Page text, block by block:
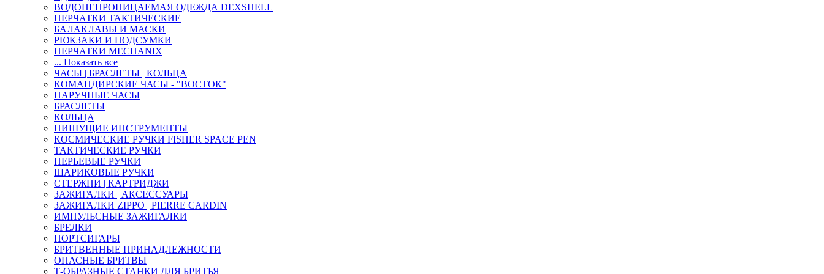
ВОДОНЕПРОНИЦАЕМАЯ ОДЕЖДА DEXSHELL
ПЕРЧАТКИ ТАКТИЧЕСКИЕ
БАЛАКЛАВЫ И МАСКИ
РЮКЗАКИ И ПОДСУМКИ
ПЕРЧАТКИ MECHANIX
... Показать все
ЧАСЫ | БРАСЛЕТЫ | КОЛЬЦА
КОМАНДИРСКИЕ ЧАСЫ - "ВОСТОК"
НАРУЧНЫЕ ЧАСЫ
БРАСЛЕТЫ
КОЛЬЦА
ПИШУЩИЕ ИНСТРУМЕНТЫ
КОСМИЧЕСКИЕ РУЧКИ FISHER SPACE PEN
ТАКТИЧЕСКИЕ РУЧКИ
ПЕРЬЕВЫЕ РУЧКИ
ШАРИКОВЫЕ РУЧКИ
СТЕРЖНИ | КАРТРИДЖИ
ЗАЖИГАЛКИ | АКСЕССУАРЫ
ЗАЖИГАЛКИ ZIPPO | PIERRE CARDIN
ИМПУЛЬСНЫЕ ЗАЖИГАЛКИ
БРЕЛКИ
ПОРТСИГАРЫ
БРИТВЕННЫЕ ПРИНАДЛЕЖНОСТИ
ОПАСНЫЕ БРИТВЫ
Т-ОБРАЗНЫЕ СТАНКИ ДЛЯ БРИТЬЯ